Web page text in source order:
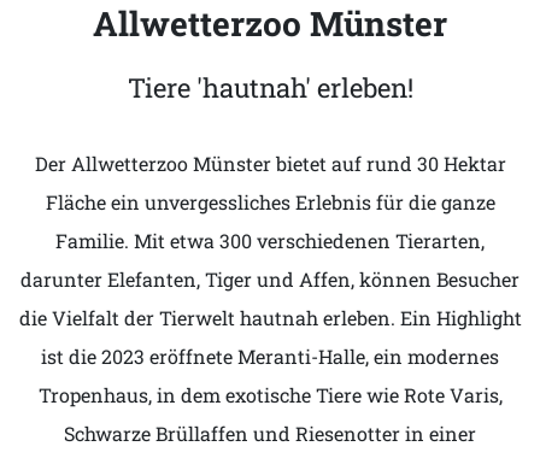
Allwetterzoo Münster
Tiere 'hautnah' erleben!
Der Allwetterzoo Münster bietet auf rund 30 Hektar
Fläche ein unvergessliches Erlebnis für die ganze
Familie. Mit etwa 300 verschiedenen Tierarten,
darunter Elefanten, Tiger und Affen, können Besucher
die Vielfalt der Tierwelt hautnah erleben. Ein Highlight
ist die 2023 eröffnete Meranti-Halle, ein modernes
Tropenhaus, in dem exotische Tiere wie Rote Varis,
Schwarze Brüllaffen und Riesenotter in einer